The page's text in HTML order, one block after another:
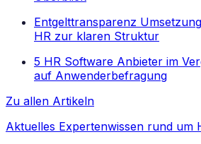
Entgelttransparenz
HR zur klaren Struktur
5 HR Software Anbieter im
auf Anwenderbefragung
Zu allen Artikeln
Aktuelles Expertenwissen rund um